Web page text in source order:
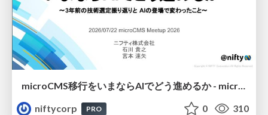
microCMS移行をいまならAIでどう進めるか - microCMS Meetup 2026
niftycorp
PRO 0 310